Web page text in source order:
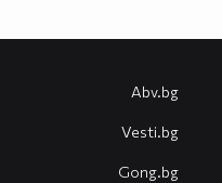
Abv.bg
Vesti.bg
Gong.bg